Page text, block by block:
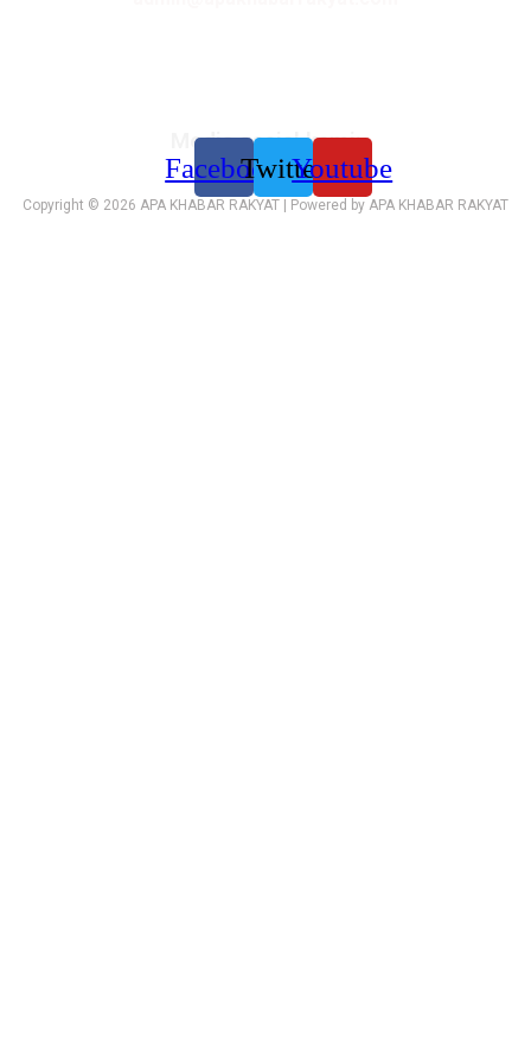
Media sosial kami:
FacebookTwitterYoutube
Copyright © 2026 APA KHABAR RAKYAT | Powered by APA KHABAR RAKYAT